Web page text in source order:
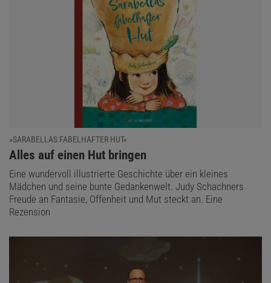
»SARABELLAS FABELHAFTER HUT«
:
Alles auf einen Hut bringen
Eine wundervoll illustrierte Geschichte über ein kleines
Mädchen und seine bunte Gedankenwelt. Judy Schachners
Freude an Fantasie, Offenheit und Mut steckt an. Eine
Rezension